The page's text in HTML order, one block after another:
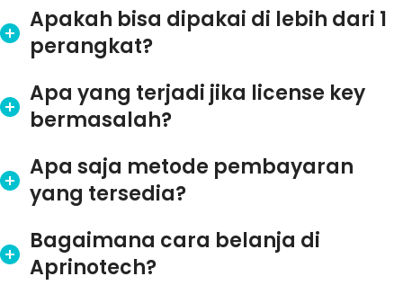
Apakah bisa dipakai di lebih dari 1
perangkat?
Apa yang terjadi jika license key
bermasalah?
Apa saja metode pembayaran
yang tersedia?
Bagaimana cara belanja di
Aprinotech?